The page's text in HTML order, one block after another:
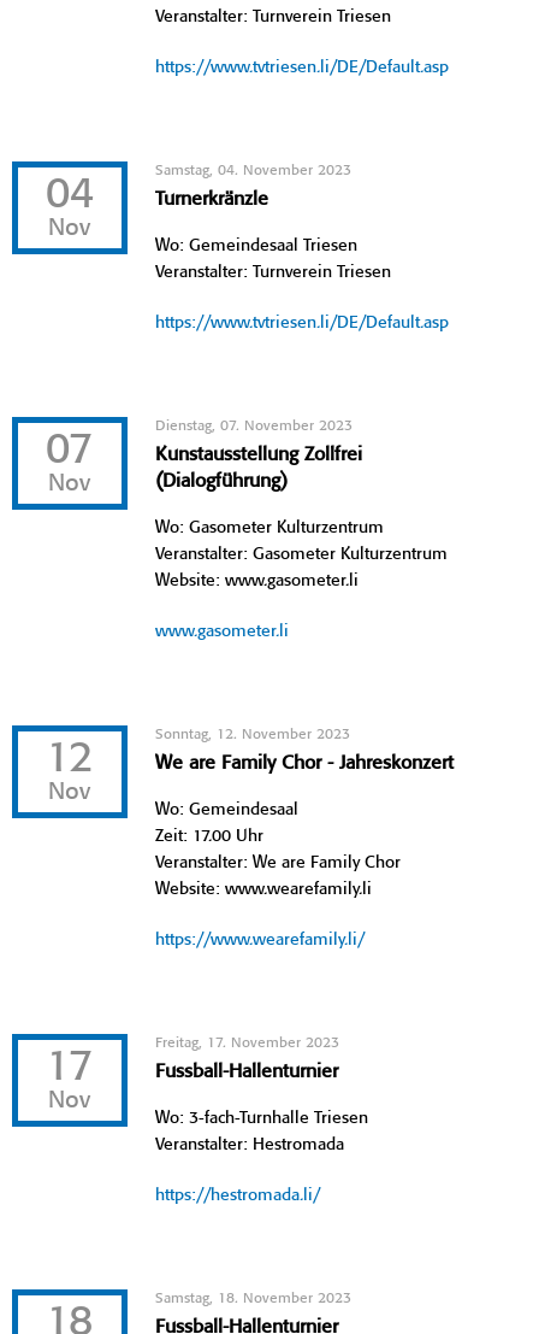
Veranstalter: Turnverein Triesen
https://www.tvtriesen.li/DE/Default.asp
04
Nov
Samstag, 04. November 2023
Turnerkränzle
Wo: Gemeindesaal Triesen
Veranstalter: Turnverein Triesen
https://www.tvtriesen.li/DE/Default.asp
07
Nov
Dienstag, 07. November 2023
Kunstausstellung Zollfrei
(Dialogführung)
Wo: Gasometer Kulturzentrum
Veranstalter: Gasometer Kulturzentrum
Website: www.gasometer.li
www.gasometer.li
12
Nov
Sonntag, 12. November 2023
We are Family Chor - Jahreskonzert
Wo: Gemeindesaal
Zeit: 17.00 Uhr
Veranstalter: We are Family Chor
Website: www.wearefamily.li
https://www.wearefamily.li/
17
Nov
Freitag, 17. November 2023
Fussball-Hallenturnier
Wo: 3-fach-Turnhalle Triesen
Veranstalter: Hestromada
https://hestromada.li/
18
Samstag, 18. November 2023
Fussball-Hallenturnier